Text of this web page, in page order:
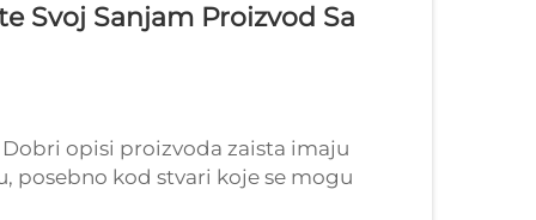
Svoj Sanjam Proizvod Sa
opisi proizvoda zaista imaju
posebno kod stvari koje se mogu
govorimo o sledećem...